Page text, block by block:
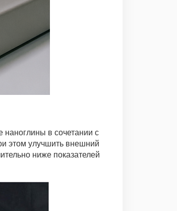
в сочетании с
этом улучшить внешний
ниже показателей